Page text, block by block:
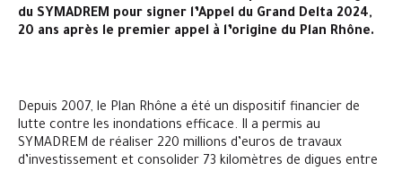
du SYMADREM pour signer l’Appel du Grand Delta 2024,
20 ans après le premier appel à l’origine du Plan Rhône.
Depuis 2007, le Plan Rhône a été un dispositif financier de
lutte contre les inondations efficace. Il a permis au
SYMADREM de réaliser 220 millions d’euros de travaux
d’investissement et consolider 73 kilomètres de digues entre